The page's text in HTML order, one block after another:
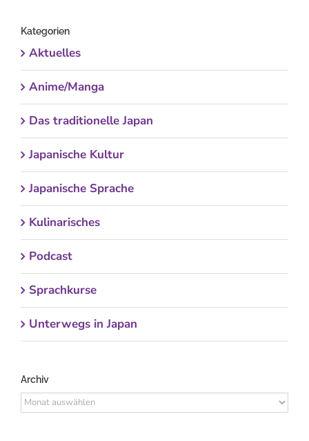
Kategorien
Aktuelles
Anime/Manga
Das traditionelle Japan
Japanische Kultur
Japanische Sprache
Kulinarisches
Podcast
Sprachkurse
Unterwegs in Japan
Archiv
Archiv